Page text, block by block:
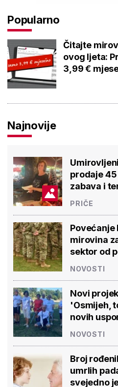
Popularno
Čitajte
ovog ljeta:
3,99 €
Najnovije
prodaje
zabava i
PRIČE
mirovina
sektor od
NOVOSTI
Novi
'Osmijeh,
novih
NOVOSTI
Broj
umrlih
svejedno